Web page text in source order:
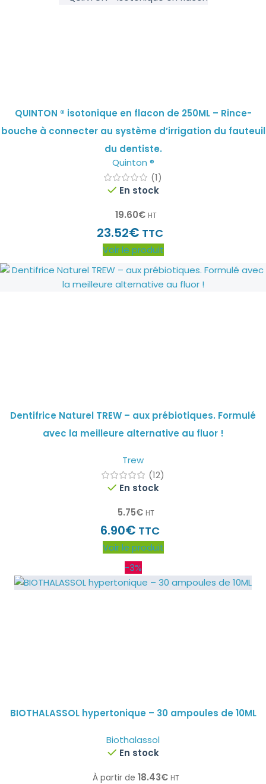
QUINTON ® isotonique en flacon de 250ML – Rince-
bouche à connecter au système d’irrigation du fauteuil
du dentiste.
Quinton ®
(1)
En stock
19.60€ HT
23.52€ TTC
Voir le produit
Dentifrice Naturel TREW – aux prébiotiques. Formulé
avec la meilleure alternative au fluor !
Trew
(12)
En stock
5.75€ HT
6.90€ TTC
Voir le produit
-3%
BIOTHALASSOL hypertonique – 30 ampoules de 10ML
Biothalassol
En stock
À partir de 18.43€ HT